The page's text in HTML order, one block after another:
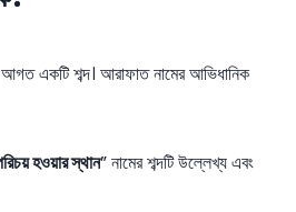
একটি শব্দ। আরাফাত নামের আভিধানিক
হওয়ার স্থান” নামের শব্দটি উল্লেখ্য এবং